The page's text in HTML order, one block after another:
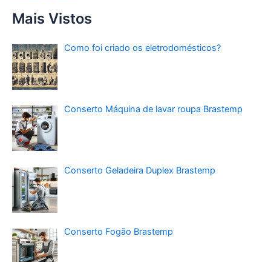
Mais Vistos
Como foi criado os eletrodomésticos?
Conserto Máquina de lavar roupa Brastemp
Conserto Geladeira Duplex Brastemp
Conserto Fogão Brastemp